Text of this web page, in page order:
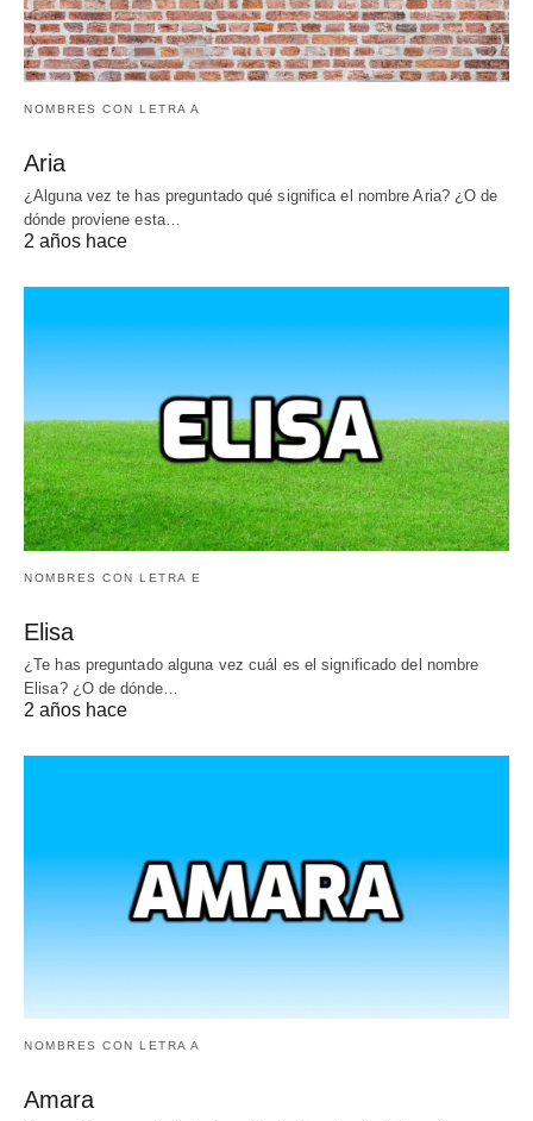
NOMBRES CON LETRA A
Aria
¿Alguna vez te has preguntado qué significa el nombre Aria? ¿O de
dónde proviene esta…
2 años hace
NOMBRES CON LETRA E
Elisa
¿Te has preguntado alguna vez cuál es el significado del nombre
Elisa? ¿O de dónde…
2 años hace
NOMBRES CON LETRA A
Amara